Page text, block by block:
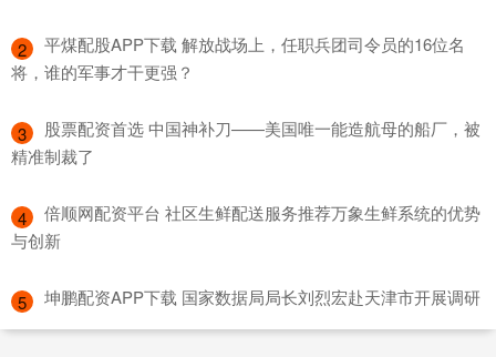
2
​平煤配股APP下载 解放战场上，任职兵团司令员的16位名
将，谁的军事才干更强？
3
​股票配资首选 中国神补刀——美国唯一能造航母的船厂，被
精准制裁了
4
​倍顺网配资平台 社区生鲜配送服务推荐万象生鲜系统的优势
与创新
5 ​坤鹏配资APP下载 国家数据局局长刘烈宏赴天津市开展调研